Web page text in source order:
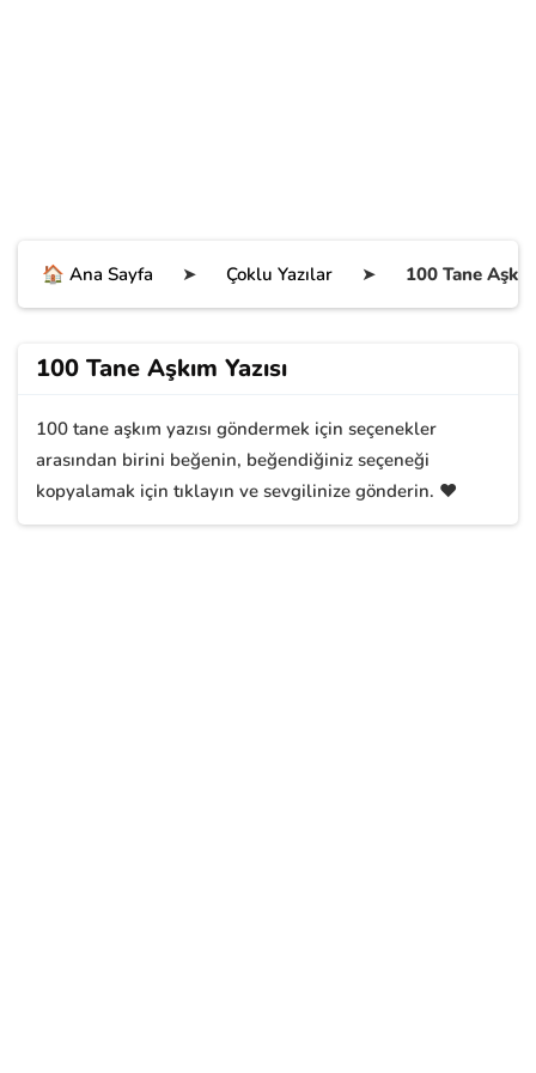
🏠 Ana Sayfa ➤ Çoklu Yazılar ➤ 100 Tane Aşkım
100 Tane Aşkım Yazısı
100 tane aşkım yazısı göndermek için seçenekler
arasından birini beğenin, beğendiğiniz seçeneği
kopyalamak için tıklayın ve sevgilinize gönderin. ❤️